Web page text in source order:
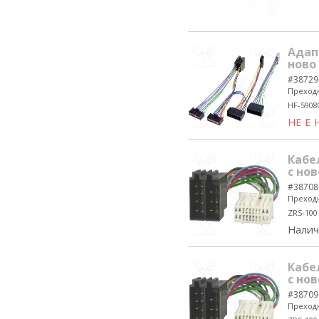
#38729
HF-
НЕ Е
с
#38708
ZRS-100
с
#38709